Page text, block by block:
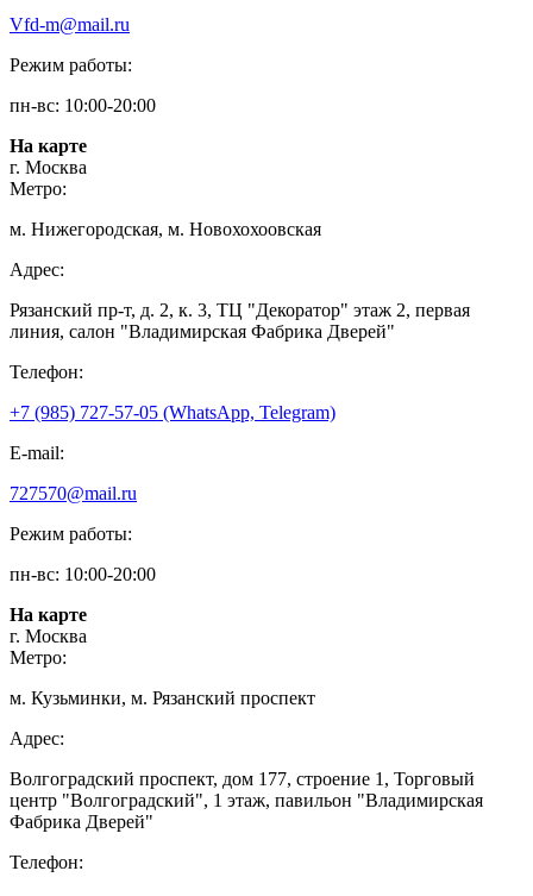
Vfd-m@mail.ru
Режим работы:
пн-вс: 10:00-20:00
На карте
г. Москва
Метро:
м. Нижегородская, м. Новохохоовская
Адрес:
Рязанский пр-т, д. 2, к. 3, ТЦ "Декоратор" этаж 2, первая
линия, салон "Владимирская Фабрика Дверей"
Телефон:
+7 (985) 727-57-05 (WhatsApp, Telegram)
E-mail:
727570@mail.ru
Режим работы:
пн-вс: 10:00-20:00
На карте
г. Москва
Метро:
м. Кузьминки, м. Рязанский проспект
Адрес:
Волгоградский проспект, дом 177, строение 1, Торговый
центр "Волгоградский", 1 этаж, павильон "Владимирская
Фабрика Дверей"
Телефон: